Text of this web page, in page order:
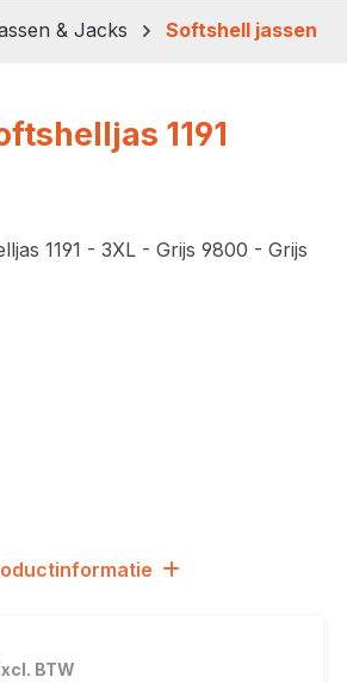
& Jacks Softshell jassen
1191
overslaan
BTW